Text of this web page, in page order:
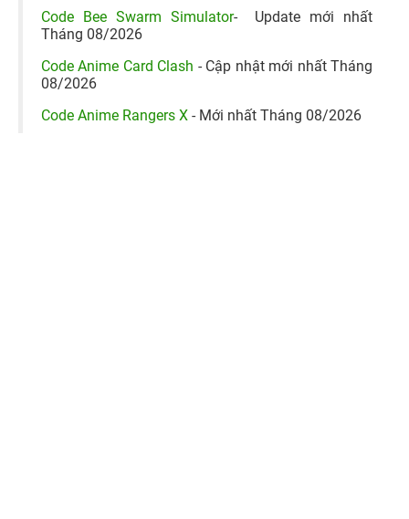
Code Bee Swarm Simulator- Update mới nhất
Tháng 08/2026
Code Anime Card Clash - Cập nhật mới nhất Tháng
08/2026
Code Anime Rangers X - Mới nhất Tháng 08/2026